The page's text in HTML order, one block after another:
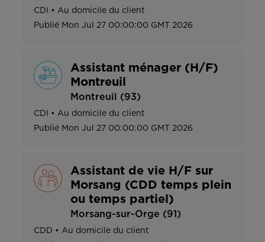
CDI • Au domicile du client
Publié Mon Jul 27 00:00:00 GMT 2026
Assistant ménager (H/F)
Montreuil
Montreuil (93)
CDI • Au domicile du client
Publié Mon Jul 27 00:00:00 GMT 2026
Assistant de vie H/F sur
Morsang (CDD temps plein
ou temps partiel)
Morsang-sur-Orge (91)
CDD • Au domicile du client